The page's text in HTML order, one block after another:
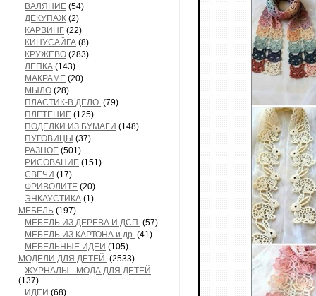
ВАЛЯНИЕ (54)
ДЕКУПАЖ (2)
КАРВИНГ (22)
КИНУСАЙГА (8)
КРУЖЕВО (283)
ЛЕПКА (143)
МАКРАМЕ (20)
МЫЛО (28)
ПЛАСТИК-В ДЕЛО. (79)
ПЛЕТЕНИЕ (125)
ПОДЕЛКИ ИЗ БУМАГИ (148)
ПУГОВИЦЫ (37)
РАЗНОЕ (501)
РИСОВАНИЕ (151)
СВЕЧИ (17)
ФРИВОЛИТЕ (20)
ЭНКАУСТИКА (1)
МЕБЕЛЬ (197)
МЕБЕЛЬ ИЗ ДЕРЕВА И ДСП. (57)
МЕБЕЛЬ ИЗ КАРТОНА и др. (41)
МЕБЕЛЬНЫЕ ИДЕИ (105)
МОДЕЛИ ДЛЯ ДЕТЕЙ. (2533)
ЖУРНАЛЫ - МОДА ДЛЯ ДЕТЕЙ
(137)
ИДЕИ (68)